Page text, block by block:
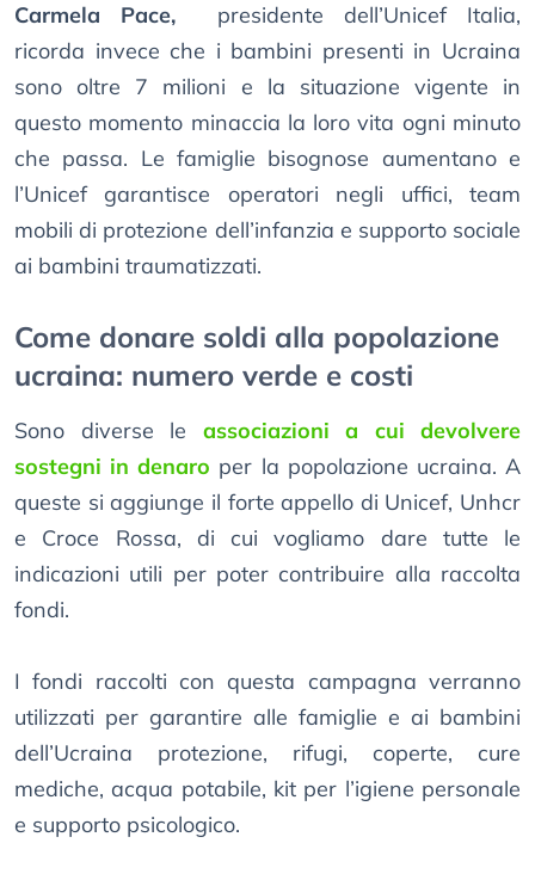
Carmela Pace,
presidente dell’Unicef Italia,
ricorda invece che i bambini presenti in Ucraina
sono oltre 7 milioni e la situazione vigente in
questo momento minaccia la loro vita ogni minuto
che passa. Le famiglie bisognose aumentano e
l’Unicef garantisce operatori negli uffici, team
mobili di protezione dell’infanzia e supporto sociale
ai bambini traumatizzati.
Come donare soldi alla popolazione
ucraina: numero verde e costi
Sono diverse le associazioni a cui devolvere
sostegni in denaro per la popolazione ucraina. A
queste si aggiunge il forte appello di Unicef, Unhcr
e Croce Rossa, di cui vogliamo dare tutte le
indicazioni utili per poter contribuire alla raccolta
fondi.
I fondi raccolti con questa campagna verranno
utilizzati per garantire alle famiglie e ai bambini
dell’Ucraina protezione, rifugi, coperte, cure
mediche, acqua potabile, kit per l’igiene personale
e supporto psicologico.